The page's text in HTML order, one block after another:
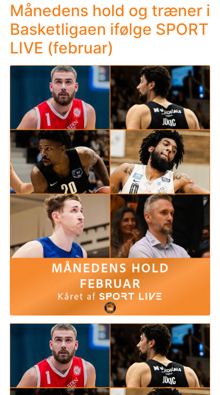
Månedens hold og træner i
Basketligaen ifølge SPORT
LIVE (februar)